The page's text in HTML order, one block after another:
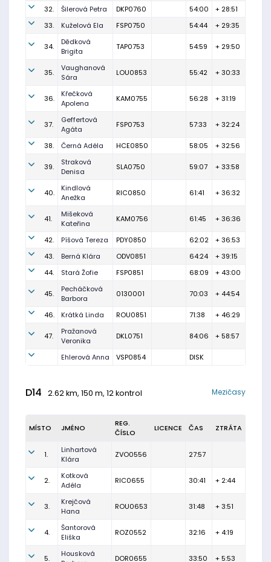
32. Šilerová Petra DKP0760 54:00
+ 28:51
33.
Kuželová Ela FSP0750 54:44 + 29:35
34.
Dědková
Brigita
TAP0753 54:59 + 29:50
35.
Vaughanová
Sára
LOU0853 55:42 + 30:33
36.
Křečková
Apolena
KAM0755 56:28 + 31:19
37.
Geffertová
Agáta
FSP0753 57:33 + 32:24
38. Černá Adéla HCE0850 58:05 + 32:56
39.
Straková
Denisa
SLA0750 59:07 + 33:58
40.
Kindlová
Anežka
RIC0850 61:41 + 36:32
41.
Mišeková
Kateřina
KAM0756 61:45 + 36:36
42. Píšová Tereza PDY0850 62:02
+ 36:53
43.
Berná Klára ODV0851 64:24
+ 39:15
44.
Stará Žofie FSP0851 68:09 + 43:00
45.
Pecháčková
Barbora
0130001 70:03 + 44:54
46. Krátká Linda ROU0851 71:38 + 46:29
47.
Pražanová
Veronika
DKL0751 84:06 + 58:57
Ehlerová Anna VSP0854 DISK
D14 2.62 km, 150 m, 12 kontrol Mezičasy
MÍSTO JMÉNO
REG.
ČÍSLO
LICENCE ČAS ZTRÁTA
1.
Linhartová
Klára
ZVO0556 27:57
2.
Kotková
Adéla
RIC0655 30:41 + 2:44
3.
Krejčová
Hana
ROU0653 31:48 + 3:51
4.
Šantorová
Eliška
ROZ0552 32:16 + 4:19
5.
Housková
DOR0655 33:50 + 5:53